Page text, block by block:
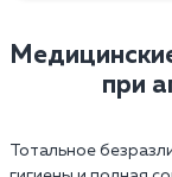
при
Тотальное